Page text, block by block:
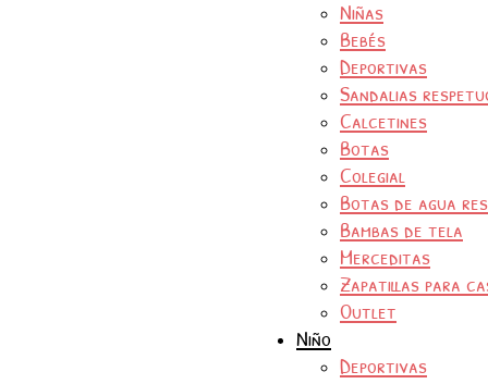
Niñas
Bebés
Deportivas
Sandalias
Calcetines
Botas
Colegial
Botas de agua
Bambas de tela
Merceditas
Zapatillas para
Outlet
Niño
Deportivas